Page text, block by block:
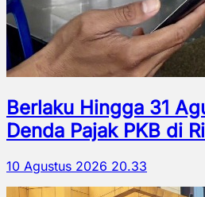
Berlaku Hingga 31
Denda Pajak PKB di
10 Agustus 2026 20.33